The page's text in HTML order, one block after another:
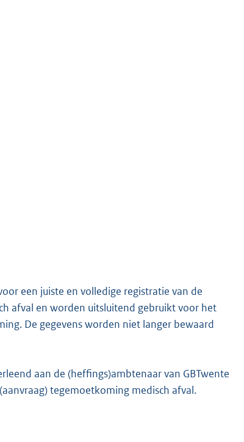
een juiste en volledige registratie van de
afval en worden uitsluitend gebruikt voor het
De gegevens worden niet langer bewaard
aan de (heffings)ambtenaar van GBTwente
tegemoetkoming medisch afval.